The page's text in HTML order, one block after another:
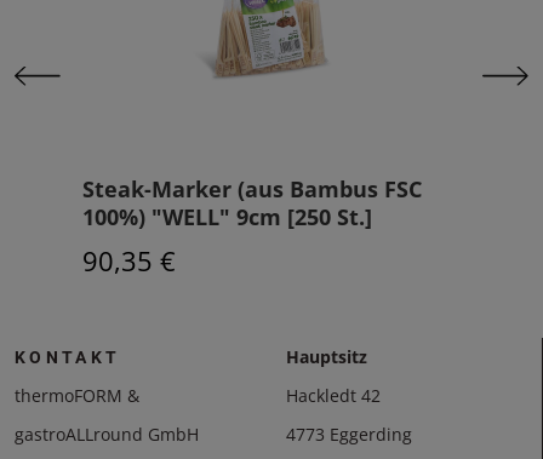
Steak-Marker (aus Bambus FSC
100%) "WELL" 9cm [250 St.]
90,35 €
KONTAKT
thermoFORM &
gastroALLround GmbH
Hauptsitz
Hackledt 42
4773 Eggerding